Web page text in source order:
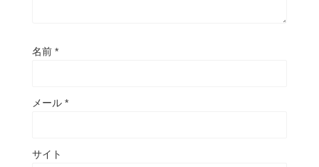
名前 *
メール *
サイト